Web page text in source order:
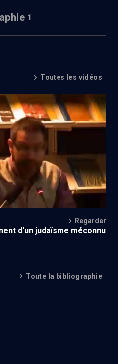
1
Toutes les vidéos
Catalunya jueva (0/1)
Regarder
d'un judaïsme méconnu
Toute la bibliographie